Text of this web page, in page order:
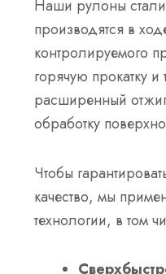
Наши рулоны
производятся в
контролируемого
горячую прокатку
расширенный
обработку
Чтобы
качество, мы
технологии, в том